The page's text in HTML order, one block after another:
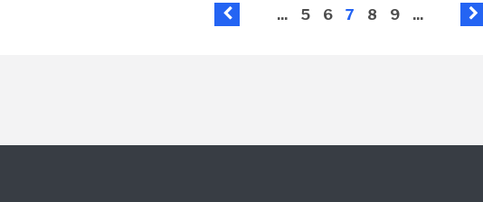
... 5 6 7 8 9 ...